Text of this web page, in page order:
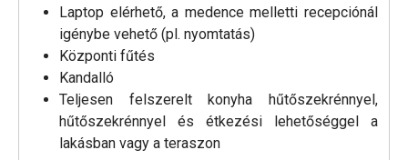
Laptop elérhető, a medence melletti recepciónál
igénybe vehető (pl. nyomtatás)
Központi fűtés
Kandalló
Teljesen felszerelt konyha hűtőszekrénnyel,
hűtőszekrénnyel és étkezési lehetőséggel a
lakásban vagy a teraszon